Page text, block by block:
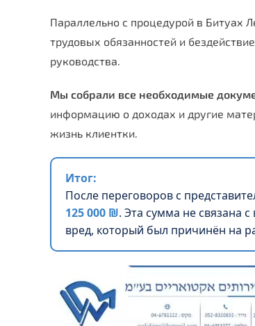
Параллельно с процедурой в Битуах
трудовых обязанностей и
руководства.
Мы собрали все необходимые
информацию о доходах и другие
жизнь клиентки.
Итог:
После переговоров с
125 000 ₪. Эта сумма не связана
вред, который был причинён на